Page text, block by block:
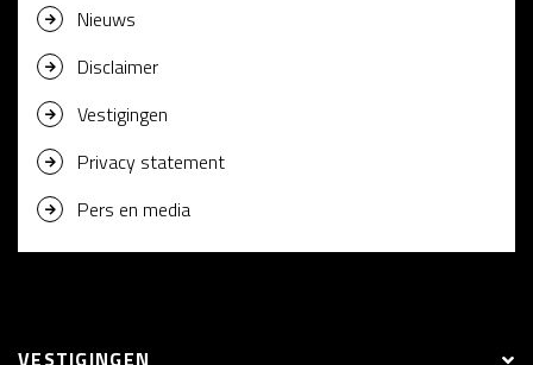
Nieuws
Disclaimer
Vestigingen
Privacy statement
Pers en media
VESTIGINGEN